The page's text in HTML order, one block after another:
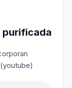
purificada